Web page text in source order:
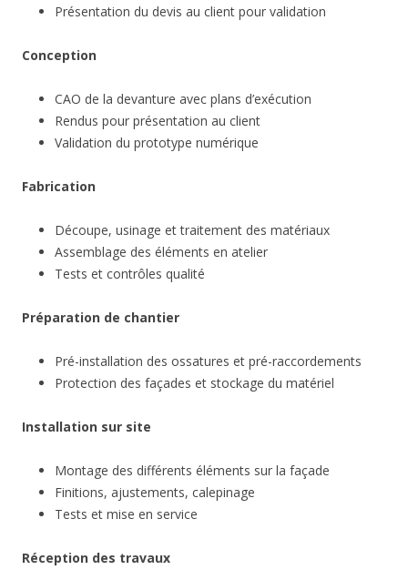
Présentation du devis au client pour validation
Conception
CAO de la devanture avec plans d’exécution
Rendus pour présentation au client
Validation du prototype numérique
Fabrication
Découpe, usinage et traitement des matériaux
Assemblage des éléments en atelier
Tests et contrôles qualité
Préparation de chantier
Pré-installation des ossatures et pré-raccordements
Protection des façades et stockage du matériel
Installation sur site
Montage des différents éléments sur la façade
Finitions, ajustements, calepinage
Tests et mise en service
Réception des travaux